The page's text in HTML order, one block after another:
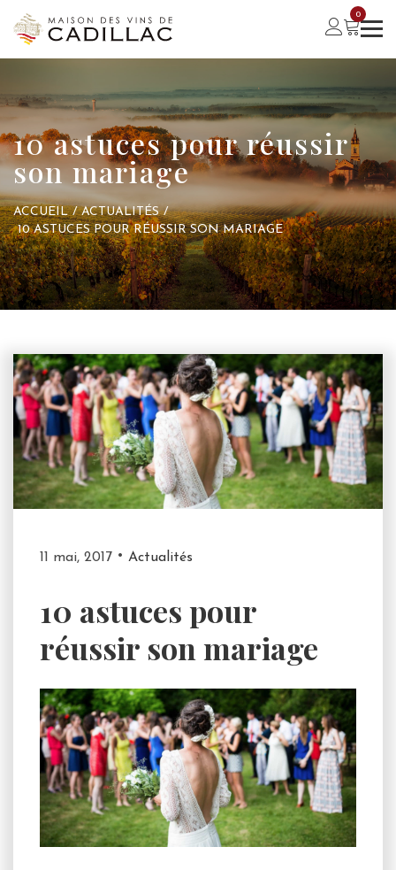
0
10 astuces pour réussir
son mariage
ACCUEIL / ACTUALITÉS /
10 ASTUCES POUR RÉUSSIR SON MARIAGE
11 mai, 2017 Actualités
10 astuces pour
réussir son mariage